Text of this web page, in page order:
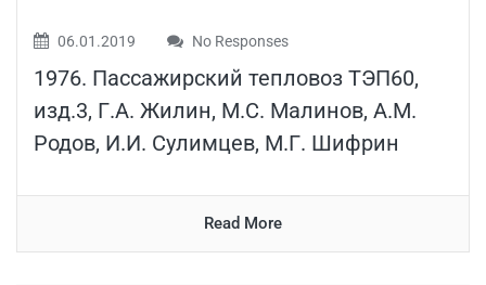
06.01.2019 No Responses
1976. Пассажирский тепловоз ТЭП60,
изд.3, Г.А. Жилин, М.С. Малинов, А.М.
Родов, И.И. Сулимцев, М.Г. Шифрин
Read More